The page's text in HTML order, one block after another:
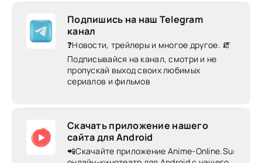
Подпишись на наш Telegram
канал
❓Новости, трейлеры и многое другое. 🧯
Подписывайся на канал, смотри и не
пропускай выход своих любимых
сериалов и фильмов
Скачать приложение нашего
сайта для Android
📲Скачайте приложение Anime-Online.Su: